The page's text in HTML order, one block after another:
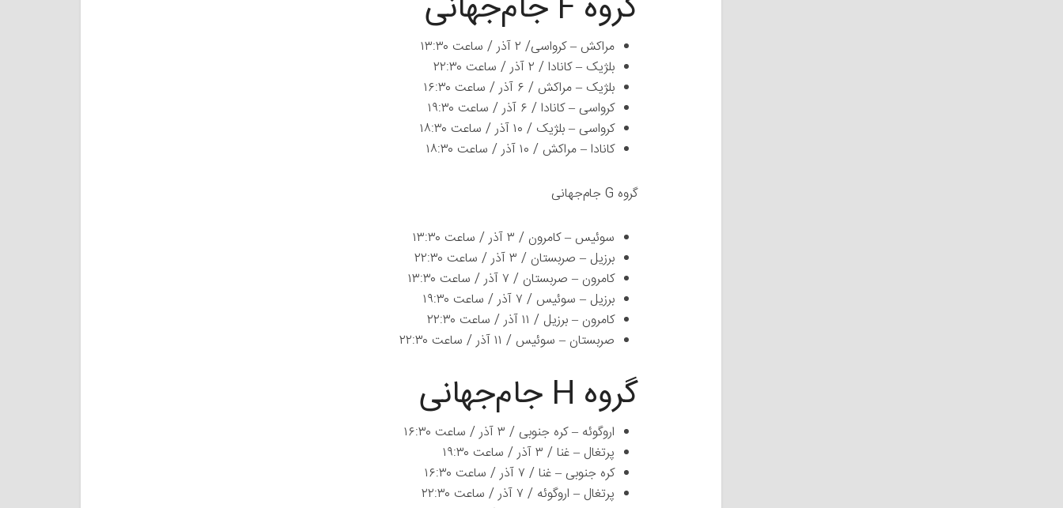
مراکش – کرواسی/ ۲ آذر / ساعت ۱۳:۳۰
بلژیک – کانادا / ۲ آذر / ساعت ۲۲:۳۰
بلژیک – مراکش / ۶ آذر / ساعت ۱۶:۳۰
کرواسی – کانادا / ۶ آذر / ساعت ۱۹:۳۰
کرواسی – بلژیک / ۱۰ آذر / ساعت ۱۸:۳۰
کانادا – مراکش / ۱۰ آذر / ساعت ۱۸:۳۰
گروه G جام‌جهانی
سوئیس – کامرون / ۳ آذر / ساعت ۱۳:۳۰
برزیل – صربستان / ۳ آذر / ساعت ۲۲:۳۰
کامرون – صربستان / ۷ آذر / ساعت ۱۳:۳۰
برزیل – سوئیس / ۷ آذر / ساعت ۱۹:۳۰
کامرون – برزیل / ۱۱ آذر / ساعت ۲۲:۳۰
صربستان – سوئیس / ۱۱ آذر / ساعت ۲۲:۳۰
گروه H جام‌جهانی
اروگوئه – کره جنوبی / ۳ آذر / ساعت ۱۶:۳۰
پرتغال – غنا / ۳ آذر / ساعت ۱۹:۳۰
کره جنوبی – غنا / ۷ آذر / ساعت ۱۶:۳۰
پرتغال – اروگوئه / ۷ آذر / ساعت ۲۲:۳۰